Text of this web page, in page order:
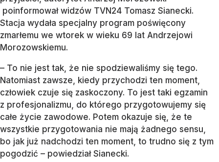
poinformował widzów TVN24 Tomasz Sianecki.
Stacja wydała specjalny program poświęcony
zmarłemu we wtorek w wieku 69 lat Andrzejowi
Morozowskiemu.
– To nie jest tak, że nie spodziewaliśmy się tego.
Natomiast zawsze, kiedy przychodzi ten moment,
człowiek czuje się zaskoczony. To jest taki egzamin
z profesjonalizmu, do którego przygotowujemy się
całe życie zawodowe. Potem okazuje się, że te
wszystkie przygotowania nie mają żadnego sensu,
bo jak już nadchodzi ten moment, to trudno się z tym
pogodzić – powiedział Sianecki.